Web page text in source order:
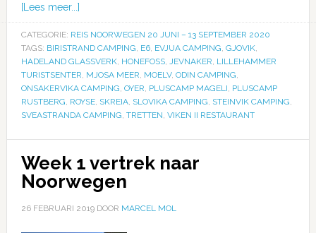
[Lees meer...]
CATEGORIE: REIS NOORWEGEN 20 JUNI – 13 SEPTEMBER 2020
TAGS: BIRISTRAND CAMPING, E6, EVJUA CAMPING, GJOVIK,
HADELAND GLASSVERK, HONEFOSS, JEVNAKER, LILLEHAMMER
TURISTSENTER, MJOSA MEER, MOELV, ODIN CAMPING,
ONSAKERVIKA CAMPING, OYER, PLUSCAMP MAGELI, PLUSCAMP
RUSTBERG, ROYSE, SKREIA, SLOVIKA CAMPING, STEINVIK CAMPING,
SVEASTRANDA CAMPING, TRETTEN, VIKEN II RESTAURANT
Week 1 vertrek naar
Noorwegen
26 FEBRUARI 2019DOOR MARCEL MOL